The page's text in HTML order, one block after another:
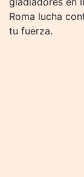
Roma lucha
tu fuerza.